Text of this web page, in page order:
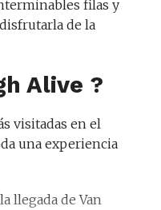
filas y
de la
Alive ?
visitadas en el
una experiencia
llegada de Van